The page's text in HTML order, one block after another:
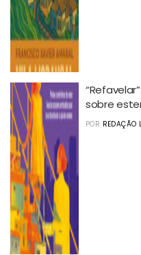
sobre
POR REDAÇÃO